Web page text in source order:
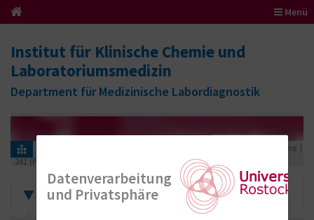
Menü
Institut für Klinische Chemie und
Laboratoriumsmedizin
Department für Medizinische Labordiagnostik
Proteine
241 (Plasmaproteine)
Zertifikate
Datenverarbeitung
und Privatsphäre